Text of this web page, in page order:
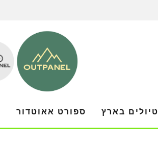
טיולים בארץ ספורט אאוטדור